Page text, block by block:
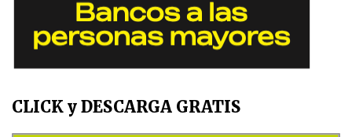
CLICK y DESCARGA GRATIS